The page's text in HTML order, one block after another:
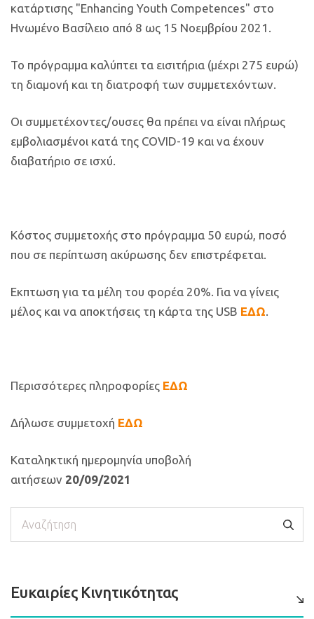
κατάρτισης "Enhancing Youth Competences" στο
Ηνωμένο Βασίλειο από 8 ως 15 Νοεμβρίου 2021.
Το πρόγραμμα καλύπτει τα εισιτήρια (μέχρι 275 ευρώ)
τη διαμονή και τη διατροφή των συμμετεχόντων.
Οι συμμετέχοντες/ουσες θα πρέπει να είναι πλήρως
εμβολιασμένοι κατά της COVID-19 και να έχουν
διαβατήριο σε ισχύ.
Κόστος συμμετοχής στο πρόγραμμα 50 ευρώ, ποσό
που σε περίπτωση ακύρωσης δεν επιστρέφεται.
Εκπτωση για τα μέλη του φορέα 20%. Για να γίνεις
μέλος και να αποκτήσεις τη κάρτα της USB ΕΔΩ
Περισσότερες πληροφορίες ΕΔΩ
Δήλωσε συμμετοχή ΕΔΩ
Καταληκτική ημερομηνία υποβολή
αιτήσεων 20/09/2021
Ευκαιρίες Κινητικότητας